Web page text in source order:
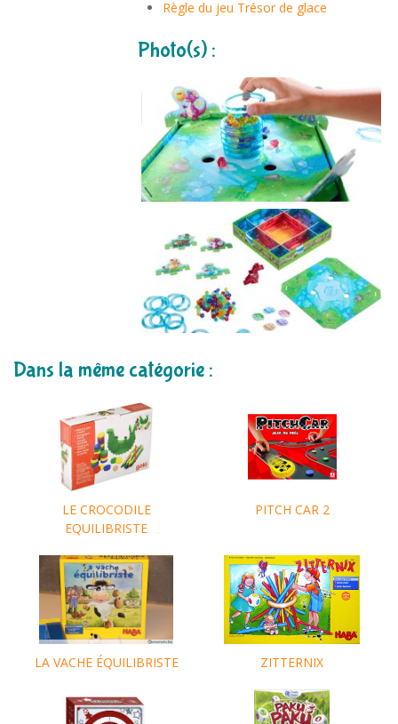
Règle du jeu Trésor de glace
Photo(s) :
Dans la même catégorie :
LE CROCODILE
EQUILIBRISTE
PITCH CAR 2
LA VACHE ÉQUILIBRISTE ZITTERNIX